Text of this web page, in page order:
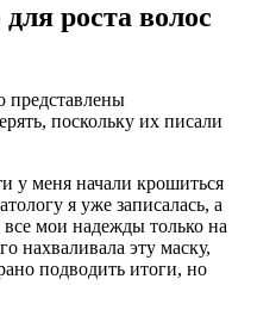
роста волос
представлены
поскольку их писали
у меня начали крошиться
я уже записалась, а
все мои надежды только на
нахваливала эту маску,
подводить итоги, но